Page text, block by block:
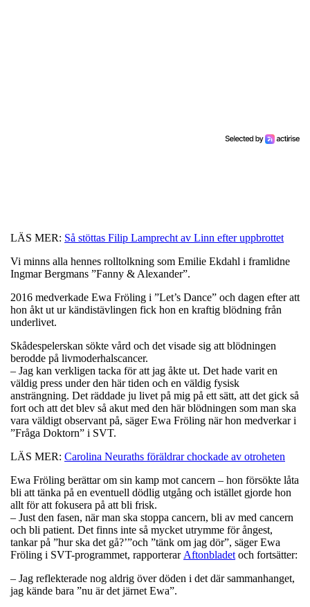
LÄS MER: Så stöttas Filip Lamprecht av Linn efter uppbrottet
Vi minns alla hennes rolltolkning som Emilie Ekdahl i framlidne
Ingmar Bergmans ”Fanny & Alexander”.
2016 medverkade Ewa Fröling i ”Let’s Dance” och dagen efter att
hon åkt ut ur kändistävlingen fick hon en kraftig blödning från
underlivet.
Skådespelerskan sökte vård och det visade sig att blödningen
berodde på livmoderhalscancer.
– Jag kan verkligen tacka för att jag åkte ut. Det hade varit en
väldig press under den här tiden och en väldig fysisk
ansträngning. Det räddade ju livet på mig på ett sätt, att det gick så
fort och att det blev så akut med den här blödningen som man ska
vara väldigt observant på, säger Ewa Fröling när hon medverkar i
”Fråga Doktorn” i SVT.
LÄS MER: Carolina Neuraths föräldrar chockade av otroheten
Ewa Fröling berättar om sin kamp mot cancern – hon försökte låta
bli att tänka på en eventuell dödlig utgång och istället gjorde hon
allt för att fokusera på att bli frisk.
– Just den fasen, när man ska stoppa cancern, bli av med cancern
och bli patient. Det finns inte så mycket utrymme för ångest,
tankar på ”hur ska det gå?’”och ”tänk om jag dör”, säger Ewa
Fröling i SVT-programmet, rapporterar Aftonbladet och fortsätter:
– Jag reflekterade nog aldrig över döden i det där sammanhanget,
jag kände bara ”nu är det järnet Ewa”.